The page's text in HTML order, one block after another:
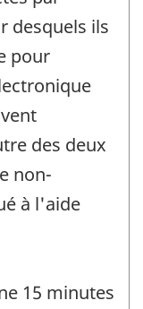
desquels ils
pour
des deux
non-
à l'aide
15 minutes